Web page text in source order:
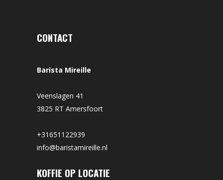
CONTACT
Barista Mireille
Veenslagen 41
3825 RT Amersfoort
+31651122939
info@baristamireille.nl
KOFFIE OP LOCATIE